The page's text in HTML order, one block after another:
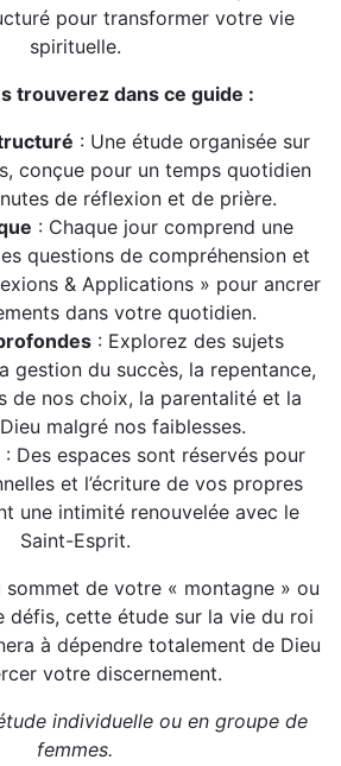
du
pour transformer votre vie
spirituelle.
trouverez dans ce guide :
: Une étude organisée sur
conçue pour un temps quotidien
de réflexion et de prière.
: Chaque jour comprend une
questions de compréhension et
& Applications » pour ancrer
dans votre quotidien.
: Explorez des sujets
gestion du succès, la repentance,
de nos choix, la parentalité et la
malgré nos faiblesses.
: Des espaces sont réservés pour
et l’écriture de vos propres
une intimité renouvelée avec le
Saint-Esprit.
sommet de votre « montagne » ou
défis, cette étude sur la vie du roi
à dépendre totalement de Dieu
votre discernement.
individuelle ou en groupe de
femmes.